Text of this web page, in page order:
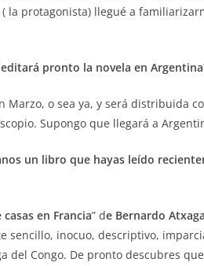
la protagonista) llegué a
pronto la novela en
Marzo, o sea ya, y será distribuida
Supongo que llegará a
un libro que hayas leído
casas en Francia” de Bernardo Atxaga
sencillo, inocuo, descriptivo,
del Congo. De pronto descubres